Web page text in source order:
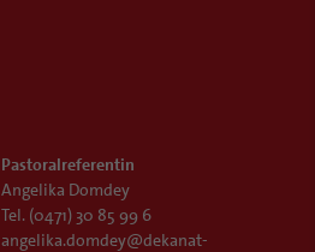
Pastoralreferentin
Angelika Domdey
Tel. (0471) 30 85 99 6
angelika.domdey@dekanat-